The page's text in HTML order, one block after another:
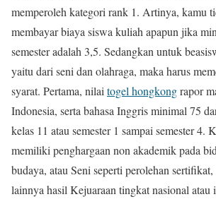
memperoleh kategori rank 1. Artinya, kamu
membayar biaya siswa kuliah apapun jika
semester adalah 3,5. Sedangkan untuk
yaitu dari seni dan olahraga, maka harus
syarat. Pertama, nilai togel hongkongrapor
Indonesia, serta bahasa Inggris minimal 75
kelas 11 atau semester 1 sampai semester 4.
memiliki penghargaan non akademik pada
budaya, atau Seni seperti perolehan
lainnya hasil Kejuaraan tingkat nasional atau